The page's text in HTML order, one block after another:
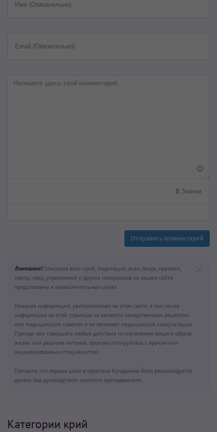
Имя (Обязательно)
Email (Обязательно)
0 Значки
Отправить комментарий
Внимание!Описания всех крий, медитаций, асан, бандх, пранаям,
мантр, чакр, упражнений и других материалов на нашем сайте
представлены в ознакомительных целях.
Никакая информация, расположенная на этом сайте, в том числе
информация на этой странице не является лекарственным рецептом
или медицинским советом и не заменяет медицинской консультации.
Прежде чем совершать любые действия по изменению вашего образа
жизни или рациона питания, проконсультируйтесь с врачом или
лицензированным специалистом.
Помните, что первые шаги в практике Кундалини Йоги рекомендуется
делать под руководством опытного преподавателя.
Категории крий